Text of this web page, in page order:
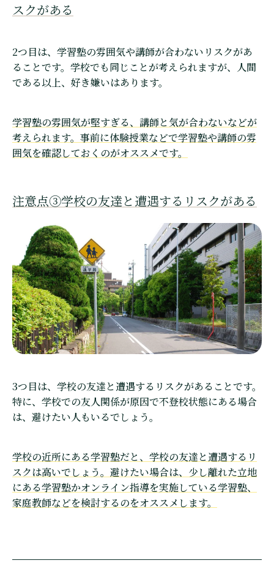
スクがある
2つ目は、学習塾の雰囲気や講師が合わないリスクがあ
ることです。学校でも同じことが考えられますが、人間
である以上、好き嫌いはあります。
学習塾の雰囲気が堅すぎる、講師と気が合わないなどが
考えられます。事前に体験授業などで学習塾や講師の雰
囲気を確認しておくのがオススメです。
注意点③学校の友達と遭遇するリスクがある
3つ目は、学校の友達と遭遇するリスクがあることです。
特に、学校での友人関係が原因で不登校状態にある場合
は、避けたい人もいるでしょう。
学校の近所にある学習塾だと、学校の友達と遭遇するリ
スクは高いでしょう。避けたい場合は、少し離れた立地
にある学習塾かオンライン指導を実施している学習塾、
家庭教師などを検討するのをオススメします。